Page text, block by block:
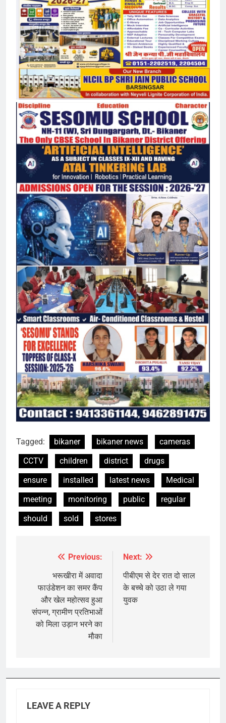
Tagged: bikaner bikaner news
cameras
CCTV
children district
drugs
ensure
installed latest news
Medical
meeting
monitoring public
regular
should
sold stores
navigation
Previous:
भरूखीरा में अवादा
फाउंडेशन का समर कैंप
और खेल महोत्सव हुआ
संपन्न, ग्रामीण प्रतिभाओं
को मिला उड़ान भरने का
मौका
Next:
पीबीएम से देर रात दो साल
के बच्चे को उठा ले गया
युवक
LEAVE A REPLY